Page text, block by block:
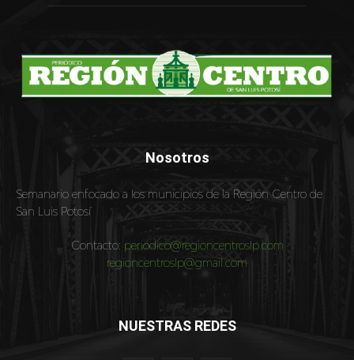
Nosotros
Semanario enfocado a los municipios de la Región Centro de
San Luis Potosí
Contacto: periodico@regioncentroslp.com
regioncentroslp@gmail.com
NUESTRAS REDES